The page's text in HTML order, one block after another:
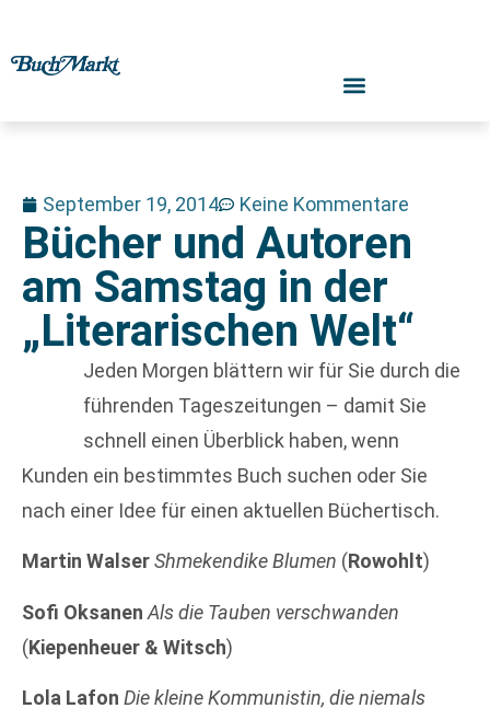
September 19, 2014 Keine Kommentare
Bücher und Autoren
am Samstag in der
„Literarischen Welt“
Jeden Morgen blättern wir für Sie durch die
führenden Tageszeitungen – damit Sie
schnell einen Überblick haben, wenn
Kunden ein bestimmtes Buch suchen oder Sie
nach einer Idee für einen aktuellen Büchertisch.
Martin WalserShmekendike Blumen (Rowohlt)
Sofi Oksanen Als die Tauben verschwanden
(Kiepenheuer & Witsch)
Lola Lafon Die kleine Kommunistin, die niemals